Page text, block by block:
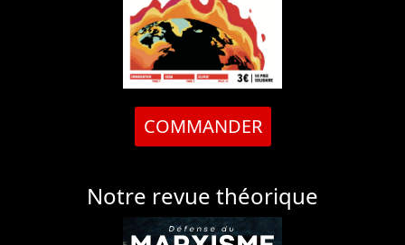
COMMANDER
Notre revue théorique